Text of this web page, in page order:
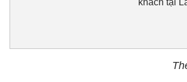
khách tại